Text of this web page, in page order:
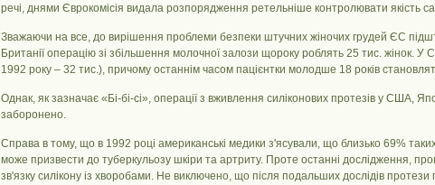
речі, днями Єврокомісія видала розпорядження ретельніше контролювати якість
Зважаючи на все, до вирішення проблеми безпеки штучних жіночих грудей ЄС
Британії операцію зі збільшення молочної залози щороку роблять 25 тис. жінок.
1992 року – 32 тис.), причому останнім часом пацієнтки молодше 18 років становлять
Однак, як зазначає «Бі-бі-сі», операції з вживлення силіконових протезів у США,
заборонено.
Справа в тому, що в 1992 році американські медики з'ясували, що близько 69% таких
може призвести до туберкульозу шкіри та артриту. Проте останні дослідження,
зв'язку силікону із хворобами. Не виключено, що після подальших дослідів